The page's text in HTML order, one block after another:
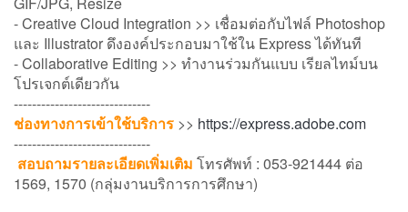
- Creative Cloud Integration >> เชื่อมต่อกับไฟล์ Photoshop
และ Illustrator ดึงองค์ประกอบมาใช้ใน Express ได้ทันที
- Collaborative Editing >> ทำงานร่วมกันแบบ เรียลไทม์บน
โปรเจกต์เดียวกัน
------------------------------
ช่องทางการเข้าใช้บริการ >> https://express.adobe.com
------------------------------
สอบถามรายละเอียดเพิ่มเติม โทรศัพท์ : 053-921444 ต่อ
1569, 1570 (กลุ่มงานบริการการศึกษา)